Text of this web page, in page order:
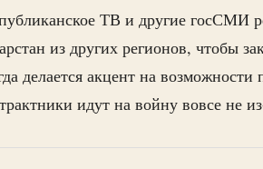
ТВ и другие госСМИ
из других регионов, чтобы
делается акцент на
идут на войну вовсе не